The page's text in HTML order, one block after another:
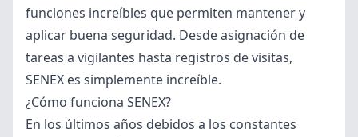
funciones increíbles que permiten mantener y
aplicar buena seguridad. Desde asignación de
tareas a vigilantes hasta registros de visitas,
SENEX es simplemente increíble.
¿Cómo funciona SENEX?
En los últimos años debidos a los constantes